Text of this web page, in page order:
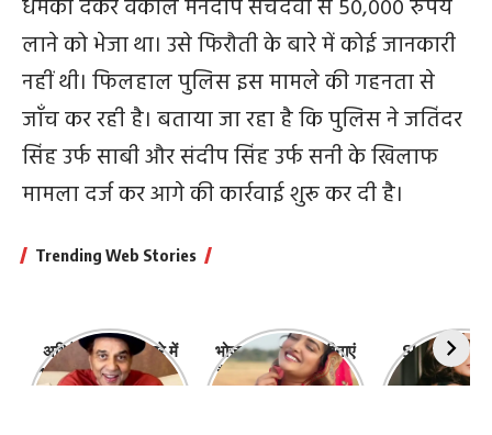
धमकी देकर वकील मनदीप सचदेवा से 50,000 रुपये
लाने को भेजा था। उसे फिरौती के बारे में कोई जानकारी
नहीं थी। फिलहाल पुलिस इस मामले की गहनता से
जाँच कर रही है। बताया जा रहा है कि पुलिस ने जतिंदर
सिंह उर्फ ​​साबी और संदीप सिंह उर्फ ​​सनी के खिलाफ
मामला दर्ज कर आगे की कार्रवाई शुरू कर दी है।
Trending Web Stories
अभिनेता धर्मेंद्र के बारे में
10 रोचक बातें, जिनके बारे
भोजपुरी की ये 10 हसीनाएं
हैं सबसे खूबसूरत | top-
Shefali
‘कांटा लगा